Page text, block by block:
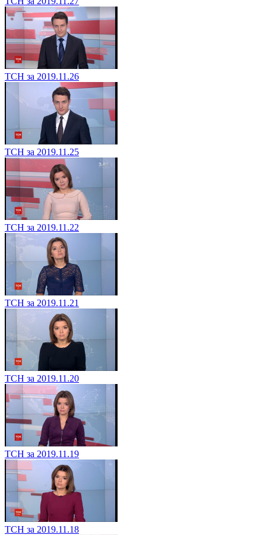
ТСН за 2019.11.26
ТСН за 2019.11.25
ТСН за 2019.11.22
ТСН за 2019.11.21
ТСН за 2019.11.20
ТСН за 2019.11.19
ТСН за 2019.11.18